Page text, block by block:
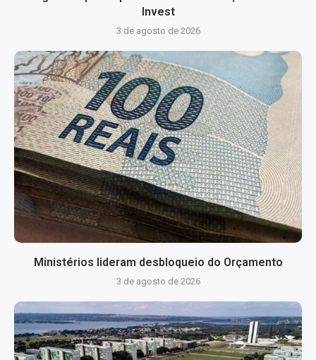
Invest
3 de agosto de 2026
Ministérios lideram desbloqueio do Orçamento
3 de agosto de 2026